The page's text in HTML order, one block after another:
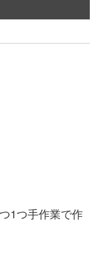
1つ手作業で作